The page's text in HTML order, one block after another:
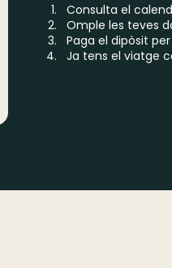
Consulta el
Omple les teves
Paga el dipòsit
Ja tens el viatge